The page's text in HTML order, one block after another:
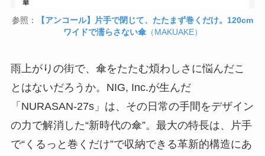
参照：
【アンコール】片手で閉じて、たたまず巻くだけ。120cm
ワイドで濡らさない傘（MAKUAKE）
雨上がりの街で、傘をたたむ煩わしさに悩んだこ
とはないだろうか。NIG, Inc.が生んだ
「NURASAN-27s」は、その日常の手間をデザイン
の力で解消した“新時代の傘”。最大の特長は、片手
で“くるっと巻くだけ”で収納できる革新的構造にあ